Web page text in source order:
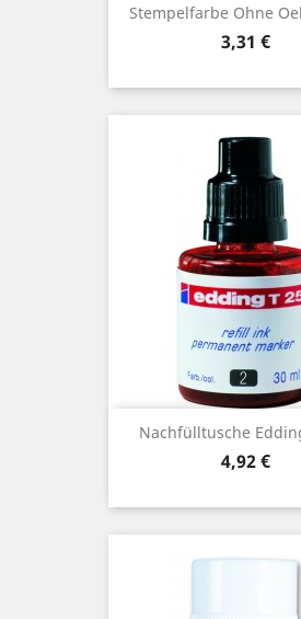
Stempelfarbe Ohne
Preis
3,31 €
Nachfülltusche
Preis
4,92 €